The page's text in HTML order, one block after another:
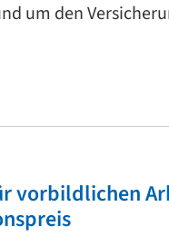
um den
vorbildlichen